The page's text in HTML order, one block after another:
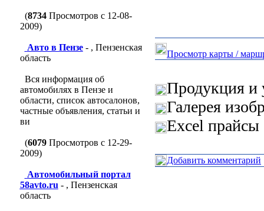
(8734Просмотров с 12-08-
2009)
Авто в Пензе- , Пензенская
область
Вся информация об
автомобилях в Пензе и
области, список автосалонов,
частные объявления, статьи и
ви
(6079Просмотров с 12-29-
2009)
Автомобильный портал
58avto.ru - , Пензенская
область
Просмотр карты /
Продукция и
Галерея
Excel
Добавить комментарий